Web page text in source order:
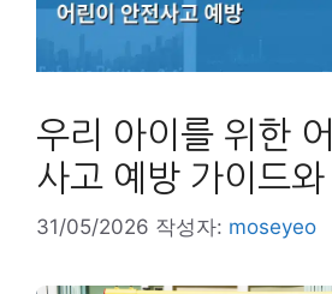
우리 아이를 위한
사고 예방 가이드
31/05/2026 작성자: moseyeo